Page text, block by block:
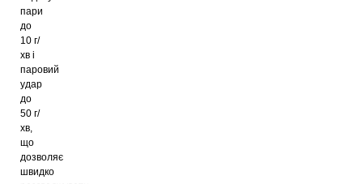
пари
до
10 г/
хв і
паровий
удар
до
50 г/
хв,
що
дозволяє
швидко